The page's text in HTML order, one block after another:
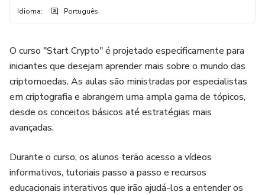
Idioma: Português
O curso "Start Crypto" é projetado especificamente para
iniciantes que desejam aprender mais sobre o mundo das
criptomoedas. As aulas são ministradas por especialistas
em criptografia e abrangem uma ampla gama de tópicos,
desde os conceitos básicos até estratégias mais
avançadas.
Durante o curso, os alunos terão acesso a vídeos
informativos, tutoriais passo a passo e recursos
educacionais interativos que irão ajudá-los a entender os